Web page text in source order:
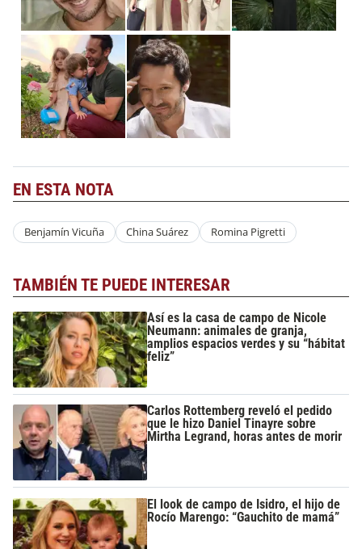
EN ESTA NOTA
Benjamín Vicuña China Suárez Romina Pigretti
TAMBIÉN TE PUEDE INTERESAR
Así es la casa de campo de Nicole
Neumann: animales de granja,
amplios espacios verdes y su “hábitat
feliz”
Carlos Rottemberg reveló el pedido
que le hizo Daniel Tinayre sobre
Mirtha Legrand, horas antes de morir
El look de campo de Isidro, el hijo de
Rocío Marengo: “Gauchito de mamá”